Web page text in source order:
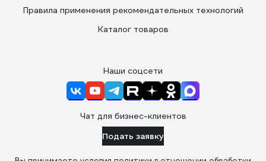
Правила применения рекомендательных технологий
Каталог товаров
Наши соцсети
Чат для бизнес-клиентов
Подать заявку